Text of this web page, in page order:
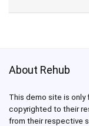
About Rehub
This demo site is only
copyrighted to their
from their respective